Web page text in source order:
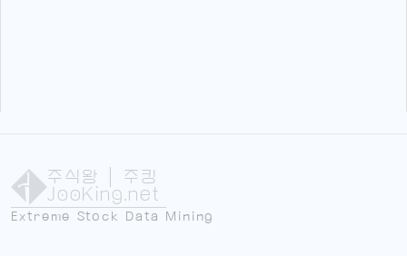
주식왕 | 주킹
JooKing.net
Extreme Stock Data Mining